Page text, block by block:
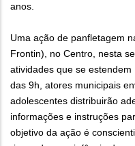
anos.
Uma ação de panfletagem
Frontin), no Centro, nesta
atividades que se
das 9h, atores municipais
adolescentes distribuirão
informações e instruções
objetivo da ação é